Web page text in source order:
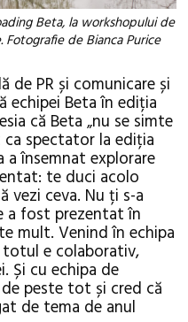
Beta, la workshopului de
de Bianca Purice
de PR și comunicare și
echipei Beta în ediția
că Beta „nu se simte
ca spectator la ediția
a însemnat explorare
te duci acolo
vezi ceva. Nu ți s-a
a fost prezentat în
mult. Venind în echipa
totul e colaborativ,
Și cu echipa de
peste tot și cred că
de tema de anul